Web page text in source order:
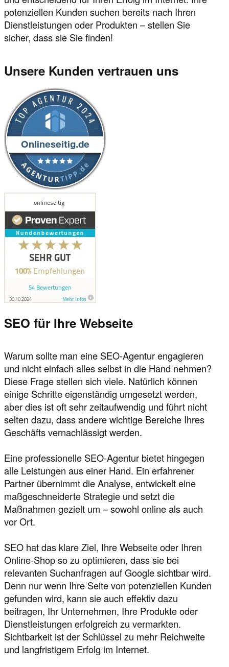
potenziellen Kunden suchen bereits nach Ihren
Dienstleistungen oder Produkten – stellen Sie
sicher, dass sie Sie finden!
Unsere Kunden vertrauen uns
SEO für Ihre Webseite
Warum sollte man eine SEO-Agentur engagieren
und nicht einfach alles selbst in die Hand nehmen?
Diese Frage stellen sich viele. Natürlich können
einige Schritte eigenständig umgesetzt werden,
aber dies ist oft sehr zeitaufwendig und führt nicht
selten dazu, dass andere wichtige Bereiche Ihres
Geschäfts vernachlässigt werden.
Eine professionelle SEO-Agentur bietet hingegen
alle Leistungen aus einer Hand. Ein erfahrener
Partner übernimmt die Analyse, entwickelt eine
maßgeschneiderte Strategie und setzt die
Maßnahmen gezielt um – sowohl online als auch
vor Ort.
SEO hat das klare Ziel, Ihre Webseite oder Ihren
Online-Shop so zu optimieren, dass sie bei
relevanten Suchanfragen auf Google sichtbar wird.
Denn nur wenn Ihre Seite von potenziellen Kunden
gefunden wird, kann sie auch effektiv dazu
beitragen, Ihr Unternehmen, Ihre Produkte oder
Dienstleistungen erfolgreich zu vermarkten.
Sichtbarkeit ist der Schlüssel zu mehr Reichweite
und langfristigem Erfolg im Internet.